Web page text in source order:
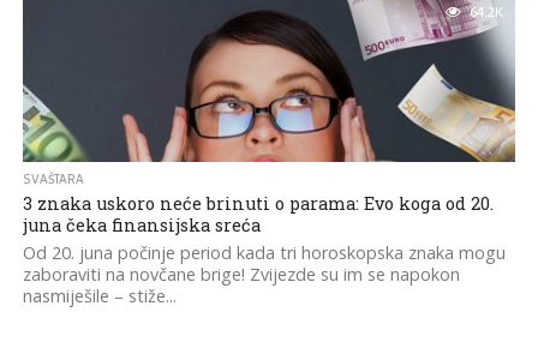
64.2K
SVAŠTARA
3 znaka uskoro neće brinuti o parama: Evo koga od 20.
juna čeka finansijska sreća
Od 20. juna počinje period kada tri horoskopska znaka mogu
zaboraviti na novčane brige! Zvijezde su im se napokon
nasmiješile – stiže...